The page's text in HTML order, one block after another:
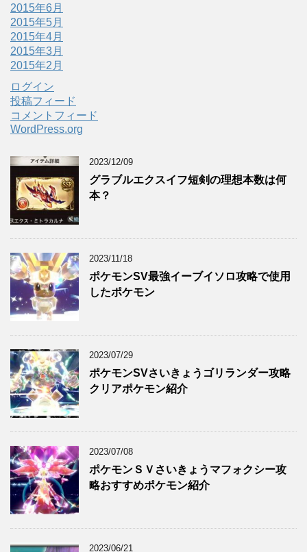
2015年6月
2015年5月
2015年4月
2015年3月
2015年2月
ログイン
投稿フィード
コメントフィード
WordPress.org
2023/12/09
グラブルエクスイフ短剣の理想本数は何
本？
2023/11/18
ポケモンSV最強イーブイソロ攻略で使用
したポケモン
2023/07/29
ポケモンSVさいきょうゴリランダー攻略
クリアポケモン紹介
2023/07/08
ポケモンＳＶさいきょうマフォクシー攻
略おすすめポケモン紹介
2023/06/21